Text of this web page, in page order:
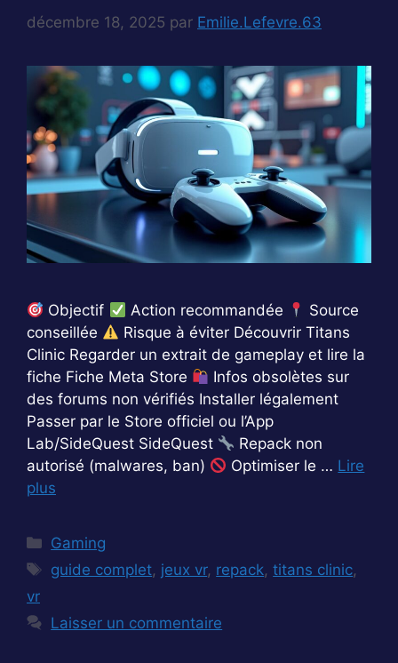
décembre 18, 2025 par Emilie.Lefevre.63
Objectif Action recommandée
Source
conseillée
Risque à éviter Découvrir Titans
Clinic Regarder un extrait de gameplay et lire la
fiche Fiche Meta Store
Infos obsolètes sur
des forums non vérifiés Installer légalement
Passer par le Store officiel ou l’App
Lab/SideQuest SideQuest
Repack non
autorisé (malwares, ban)
Optimiser le … Lire
plus
Catégories
Gaming
Étiquettes
guide complet, jeux vr, repack,titans clinic,
vr
Laisser un commentaire